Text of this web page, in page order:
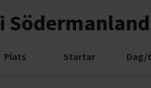
i
Plats Startar Dag/